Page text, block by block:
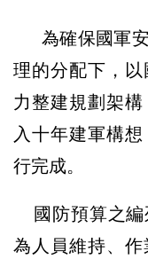
為確保國軍
理的分配下，
力整建規劃架構
入十年建軍構
行完成。
國防預算之編
為人員維持、作